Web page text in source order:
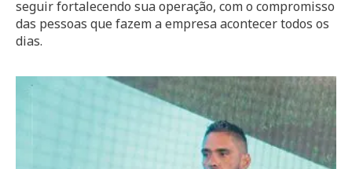
seguir fortalecendo sua operação, com o compromisso
das pessoas que fazem a empresa acontecer todos os
dias.